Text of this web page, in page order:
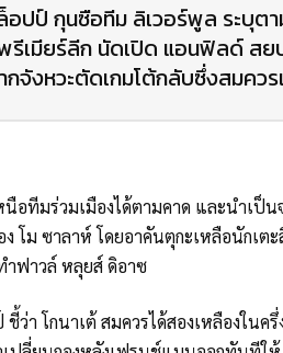
อปป์ กุนซือทีม ลิเวอร์พูล ระบุต
รีเมียร์ลีก นัดเปิด แอนฟิลด์ สย
กจังหวะตัดเกมโต้กลับซึ่งสมคว
นือทีมร่วมเมืองได้ตามคาด และนำเป็
ง โม ซาลาห์ โดยอาคันตุกะเหลือนักเ
ำฟาวล์ หลุยส์ ดิอาซ
ว่า โกนาเต้ สมควรได้สองเหลืองในค